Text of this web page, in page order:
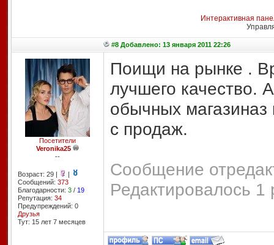
Интерактивная
#8 Добавлено: 13 января 2011 22:26
Посетители
Veronika25
--
Возраст: 29 |
|
Сообщений: 373
Благодарности: 3/ 19
Репутация: 34
Предупреждений: 0
Друзья
Тут: 15 лет 7 месяцев
Поищи на рынке .
лучшего качество.
обычных
с продаж.
Сообщение
Редактировалось 1